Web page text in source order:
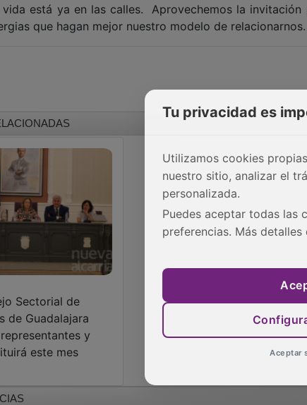
vida está ya en las calles. Aprovechemos la
que hagan mejor nuestro modelo de relacionarnos.
Sectorial de
de Guadalajara
y
este mes
Tu privacidad es
Utilizamos cookies
nuestro sitio, analizar el
personalizada.
Puedes aceptar todas las
preferencias. Más detalles
Aceptar